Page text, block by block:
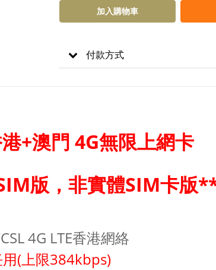
加入購物車
付款方式
+澳門 4G無限上網卡
版，非實體SIM卡版
4G LTE香港網絡
(上限384kbps)